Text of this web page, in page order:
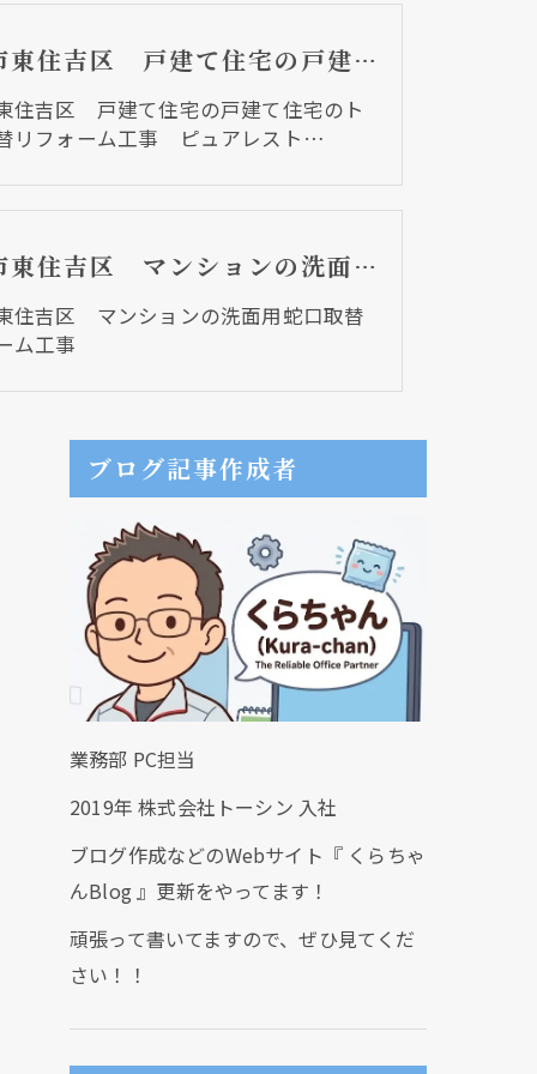
大阪市東住吉区 戸建て住宅の戸建て住宅のトイレ取替リフォーム工事 ピュアレストＱＲ
住吉区 戸建て住宅の戸建て住宅のト
リフォーム工事 ピュアレスト…
大阪市東住吉区 マンションの洗面用蛇口取替リフォーム工事
住吉区 マンションの洗面用蛇口取替
ム工事
ブログ記事作成者
業務部 PC担当
2019年 株式会社トーシン 入社
ブログ作成などのWebサイト『 くらちゃ
んBlog 』更新をやってます！
頑張って書いてますので、ぜひ見てくだ
さい！！